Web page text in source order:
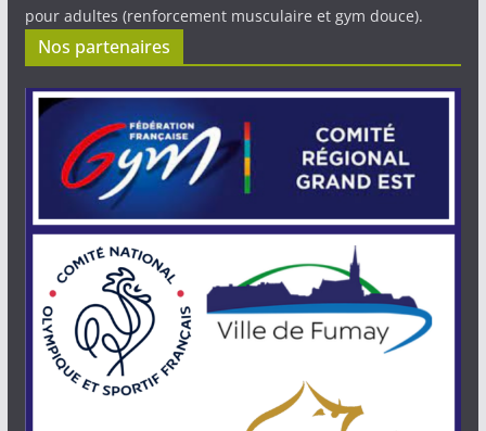
pour adultes (renforcement musculaire et gym douce).
Nos partenaires